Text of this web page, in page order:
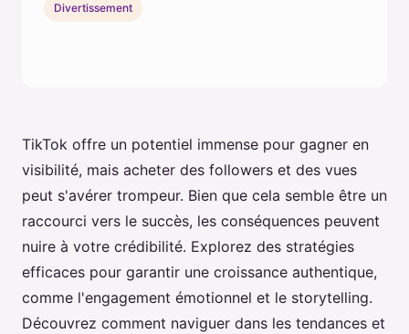
TikTok offre un potentiel immense pour gagner en
visibilité, mais acheter des followers et des vues
peut s'avérer trompeur. Bien que cela semble être un
raccourci vers le succès, les conséquences peuvent
nuire à votre crédibilité. Explorez des stratégies
efficaces pour garantir une croissance authentique,
comme l'engagement émotionnel et le storytelling.
Découvrez comment naviguer dans les tendances et
Divertissement